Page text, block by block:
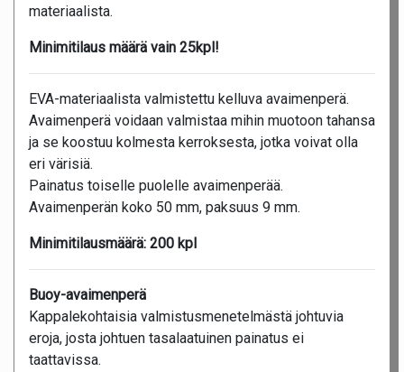
materiaalista.
Minimitilaus määrä vain 25kpl!
EVA-materiaalista valmistettu kelluva avaimenperä.
Avaimenperä voidaan valmistaa mihin muotoon tahansa
ja se koostuu kolmesta kerroksesta, jotka voivat olla
eri värisiä.
Painatus toiselle puolelle avaimenperää.
Avaimenperän koko 50 mm, paksuus 9 mm.
Minimitilausmäärä: 200 kpl
Buoy-avaimenperä
Kappalekohtaisia valmistusmenetelmästä johtuvia
eroja, josta johtuen tasalaatuinen painatus ei
taattavissa.